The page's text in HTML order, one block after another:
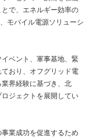
で、エネルギー効率の
モバイル電源ソリューシ
ベント、軍事基地、緊
おり、オフグリッド電
界経験に基づき、北
ジェクトを展開してい
業成功を促進するため